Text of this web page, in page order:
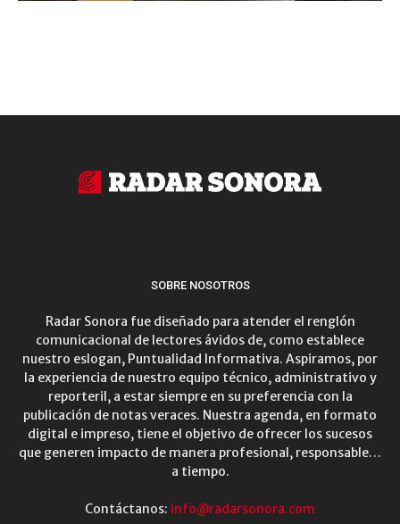
SOBRE NOSOTROS
Radar Sonora fue diseñado para atender el renglón
comunicacional de lectores ávidos de, como establece
nuestro eslogan, Puntualidad Informativa. Aspiramos, por
la experiencia de nuestro equipo técnico, administrativo y
reporteril, a estar siempre en su preferencia con la
publicación de notas veraces. Nuestra agenda, en formato
digital e impreso, tiene el objetivo de ofrecer los sucesos
que generen impacto de manera profesional, responsable…
a tiempo.
Contáctanos: info@radarsonora.com